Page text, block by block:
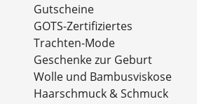
Gutscheine
GOTS-Zertifiziertes
Trachten-Mode
Geschenke zur Geburt
Wolle und Bambusviskose
Haarschmuck & Schmuck